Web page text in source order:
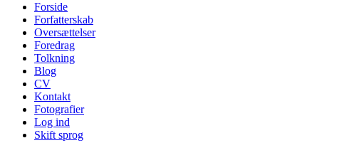
Forside
Forfatterskab
Oversættelser
Foredrag
Tolkning
Blog
CV
Kontakt
Fotografier
Log ind
Skift sprog